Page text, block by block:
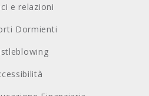
e relazioni
Dormienti